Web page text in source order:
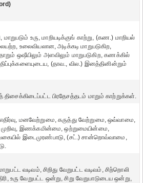
உரு, மாறியடிக்குங் காற்று, (கண.) மாறியல்
உலைவியலான, அடிக்கடி மாறுபடுகிற,
ஒஷீயிலும் அளவிலும் மாறுபடுகிற, கணக்கில்
மதிப்புக்களையுடைய, (தாவ., வில.) இனத்தினின்றும்
திசைக்கிடைப்பட்ட பிரதேசத்தடம் மாறும் காற்றுக்கள்.
எதிர்வு, மனவேற்றுமை, கருத்து வேற்றுமை, ஒவ்வாமை,
முறிவு, இணக்கமின்மை, ஒற்றுமையின்மை,
இடைமுரண்பாடு, (சட்.) சான்றொவ்வாமை,
மாறுபட்ட வடிவம், சிறிது வேறுபட்ட வடிவம், சிற்றொலி
உரு வேறுபட்ட ஒன்று, சிறு வேறுபாடுடைய ஒன்று,